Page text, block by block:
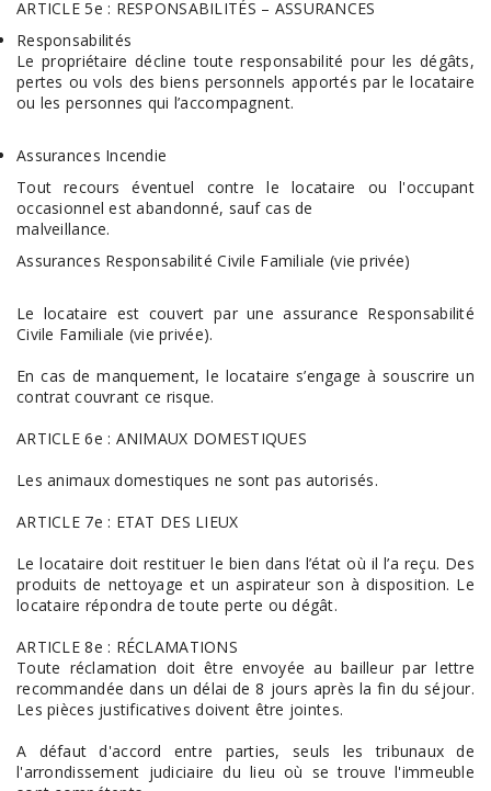
ARTICLE 5e : RESPONSABILITÉS – ASSURANCES
Responsabilités
Le propriétaire décline toute responsabilité pour les dégâts,
pertes ou vols des biens personnels apportés par le locataire
ou les personnes qui l’accompagnent.
Assurances Incendie
Tout recours éventuel contre le locataire ou l'occupant
occasionnel est abandonné, sauf cas de
malveillance.
Assurances Responsabilité Civile Familiale (vie privée)
Le locataire est couvert par une assurance Responsabilité
Civile Familiale (vie privée).
En cas de manquement, le locataire s’engage à souscrire un
contrat couvrant ce risque.
ARTICLE 6e : ANIMAUX DOMESTIQUES
Les animaux domestiques ne sont pas autorisés.
ARTICLE 7e : ETAT DES LIEUX
Le locataire doit restituer le bien dans l’état où il l’a reçu. Des
produits de nettoyage et un aspirateur son à disposition. Le
locataire répondra de toute perte ou dégât.
ARTICLE 8e : RÉCLAMATIONS
Toute réclamation doit être envoyée au bailleur par lettre
recommandée dans un délai de 8 jours après la fin du séjour.
Les pièces justificatives doivent être jointes.
A défaut d'accord entre parties, seuls les tribunaux de
l'arrondissement judiciaire du lieu où se trouve l'immeuble